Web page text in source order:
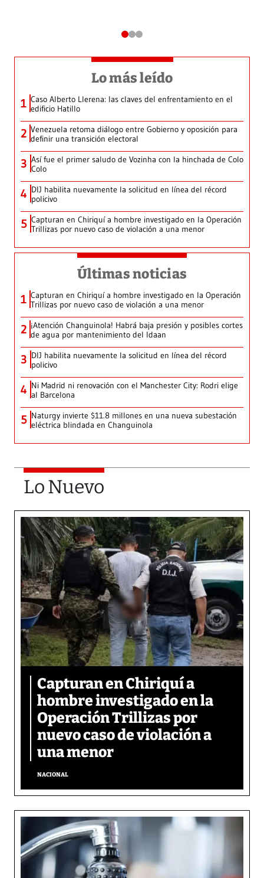
Lo más leído
1 Caso Alberto Llerena: las claves del enfrentamiento en el
edificio Hatillo
2 Venezuela retoma diálogo entre Gobierno y oposición para
definir una transición electoral
3 Así fue el primer saludo de Vozinha con la hinchada de Colo
Colo
4 DIJ habilita nuevamente la solicitud en línea del récord
policivo
5 Capturan en Chiriquí a hombre investigado en la Operación
Trillizas por nuevo caso de violación a una menor
Últimas noticias
1 Capturan en Chiriquí a hombre investigado en la Operación
Trillizas por nuevo caso de violación a una menor
2 ¡Atención Changuinola! Habrá baja presión y posibles cortes
de agua por mantenimiento del Idaan
3 DIJ habilita nuevamente la solicitud en línea del récord
policivo
4 Ni Madrid ni renovación con el Manchester City: Rodri elige
al Barcelona
5 Naturgy invierte $11.8 millones en una nueva subestación
eléctrica blindada en Changuinola
Lo Nuevo
Capturan en Chiriquí a
hombre investigado en la
Operación Trillizas por
nuevo caso de violación a
una menor
NACIONAL